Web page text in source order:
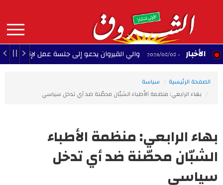
contenu
principal
MAIN
NAVIGATION الأخبار22:35 - 2026/08/08 والي القيروان يدعو إلى جلسة عمل لإنقاذ الشبيبة
الصفحة الرئيسية
سياسة
بهاء الرابعي: منظمة الأطباء الشبّان محصّنة ضد أي تدخل سياسي
بهاء الرابعي: منظمة الأطباء
الشبّان محصّنة ضد أي تدخل
سياسي